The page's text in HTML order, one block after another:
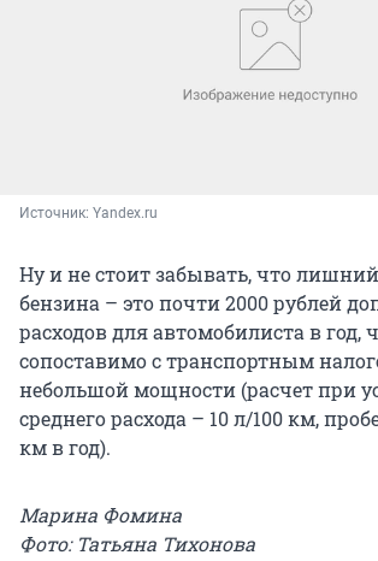
Источник: Yandex.ru
Ну и не стоит забывать, что
бензина – это почти 2000 рублей
расходов для автомобилиста в год,
сопоставимо с транспортным
небольшой мощности (расчет при
среднего расхода – 10 л/100 км,
км в год).
Марина Фомина
Фото: Татьяна Тихонова